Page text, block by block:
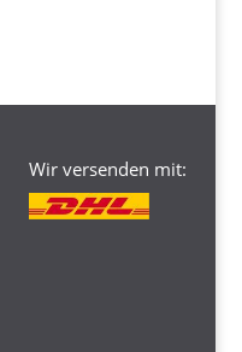
Wir versenden mit: